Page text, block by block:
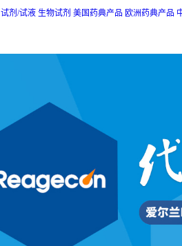
试剂/试液 生物试剂 美国药典产品 欧洲药典产品